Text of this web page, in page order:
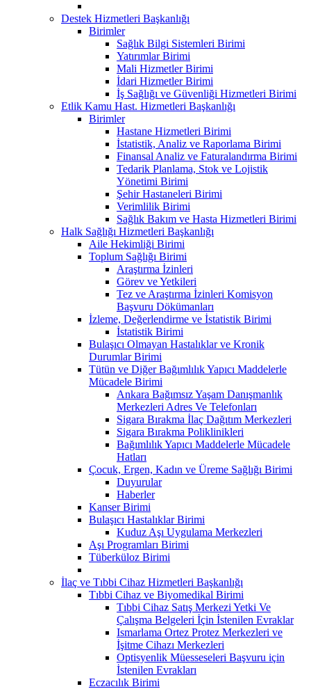
Destek Hizmetleri Başkanlığı
Birimler
Sağlık Bilgi Sistemleri Birimi
Yatırımlar Birimi
Mali Hizmetler Birimi
İdari Hizmetler Birimi
İş Sağlığı ve Güvenliği Hizmetleri Birimi
Etlik Kamu Hast. Hizmetleri Başkanlığı
Birimler
Hastane Hizmetleri Birimi
İstatistik, Analiz ve Raporlama Birimi
Finansal Analiz ve Faturalandırma Birimi
Tedarik Planlama, Stok ve Lojistik
Yönetimi Birimi
Şehir Hastaneleri Birimi
Verimlilik Birimi
Sağlık Bakım ve Hasta Hizmetleri Birimi
Halk Sağlığı Hizmetleri Başkanlığı
Aile Hekimliği Birimi
Toplum Sağlığı Birimi
Araştırma İzinleri
Görev ve Yetkileri
Tez ve Araştırma İzinleri Komisyon
Başvuru Dökümanları
İzleme, Değerlendirme ve İstatistik Birimi
İstatistik Birimi
Bulaşıcı Olmayan Hastalıklar ve Kronik
Durumlar Birimi
Tütün ve Diğer Bağımlılık Yapıcı Maddelerle
Mücadele Birimi
Ankara Bağımsız Yaşam Danışmanlık
Merkezleri Adres Ve Telefonları
Sigara Bırakma İlaç Dağıtım Merkezleri
Sigara Bırakma Poliklinikleri
Bağımlılık Yapıcı Maddelerle Mücadele
Hatları
Çocuk, Ergen, Kadın ve Üreme Sağlığı Birimi
Duyurular
Haberler
Kanser Birimi
Bulaşıcı Hastalıklar Birimi
Kuduz Aşı Uygulama Merkezleri
Aşı Programları Birimi
Tüberküloz Birimi
İlaç ve Tıbbi Cihaz Hizmetleri Başkanlığı
Tıbbi Cihaz ve Biyomedikal Birimi
Tıbbi Cihaz Satış Merkezi Yetki Ve
Çalışma Belgeleri İçin İstenilen Evraklar
Ismarlama Ortez Protez Merkezleri ve
İşitme Cihazı Merkezleri
Optisyenlik Müesseseleri Başvuru için
İstenilen Evrakları
Eczacılık Birimi